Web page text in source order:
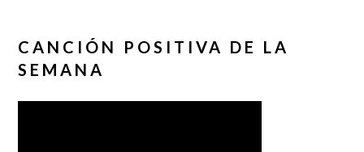
CANCIÓN POSITIVA DE LA
SEMANA